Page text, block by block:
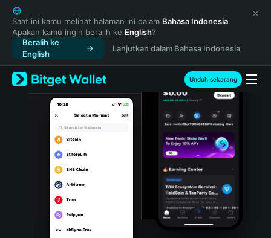
English
日本語
Tiếng Việt
Русский
Español (Latinoamérica)
Türkçe
Italiano
Português (Portugal)
Bahasa Indonesia
Saat ini kamu melihat halaman ini dalam Bahasa Indonesia.
Apakah kamu ingin beralih ke English?
Beralih ke
English
Lanjutkan dalam Bahasa Indonesia
Unduh sekarang